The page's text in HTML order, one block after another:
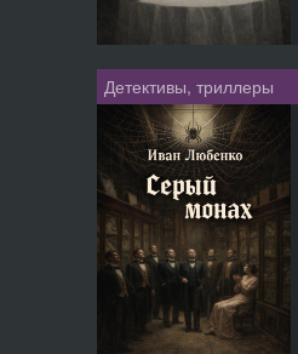
Детективы, триллеры